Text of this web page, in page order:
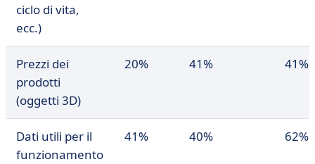
ciclo di vita,
ecc.)
Prezzi dei
prodotti
(oggetti 3D)
20% 41% 41%
Dati utili per il
funzionamento
41% 40% 62%